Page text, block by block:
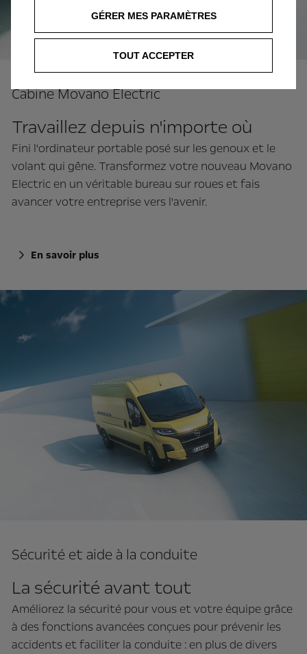
Cabine Movano Electric
Travaillez depuis n'importe où
Fini l'ordinateur portable posé sur les genoux et le
volant qui gêne. Transformez votre nouveau Movano
Electric en un véritable bureau sur roues et fais
avancer votre entreprise vers l'avenir.
En savoir plus
Sécurité et aide à la conduite
La sécurité avant tout
Améliorez la sécurité pour vous et votre équipe grâce
à des fonctions avancées conçues pour prévenir les
accidents et faciliter la conduite : en plus de divers
GÉRER MES PARAMÈTRES
TOUT ACCEPTER